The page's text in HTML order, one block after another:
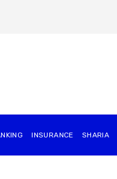
INSURANCE SHARIA